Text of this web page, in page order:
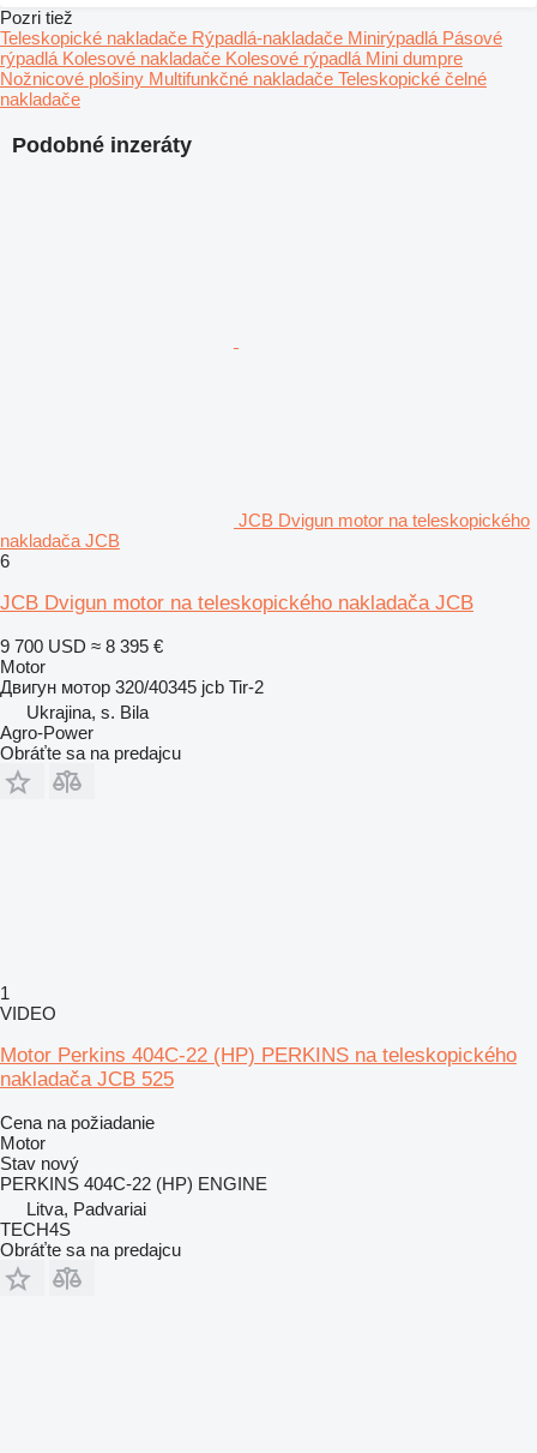
Podobné inzeráty
JCB Dvigun motor na teleskopického
nakladača JCB
6
JCB Dvigun motor na teleskopického nakladača JCB
9 700 USD ≈ 8 395 €
Motor
Двигун мотор 320/40345 jcb Tir-2
Ukrajina, s. Bila
Agro-Power
Obráťte sa na predajcu
1
VIDEO
Motor Perkins 404C-22 (HP) PERKINS na teleskopického
nakladača JCB 525
Cena na požiadanie
Motor
Stav nový
PERKINS 404C-22 (HP) ENGINE
Litva, Padvariai
TECH4S
Obráťte sa na predajcu
Pozri tiež
Teleskopické nakladače Rýpadlá-nakladače Minirýpadlá Pásové
rýpadlá Kolesové nakladače Kolesové rýpadlá Mini dumpre
Nožnicové plošiny Multifunkčné nakladače Teleskopické čelné
nakladače